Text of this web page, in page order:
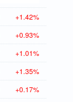
+1.42%
+0.93%
+1.01%
+1.35%
+0.17%